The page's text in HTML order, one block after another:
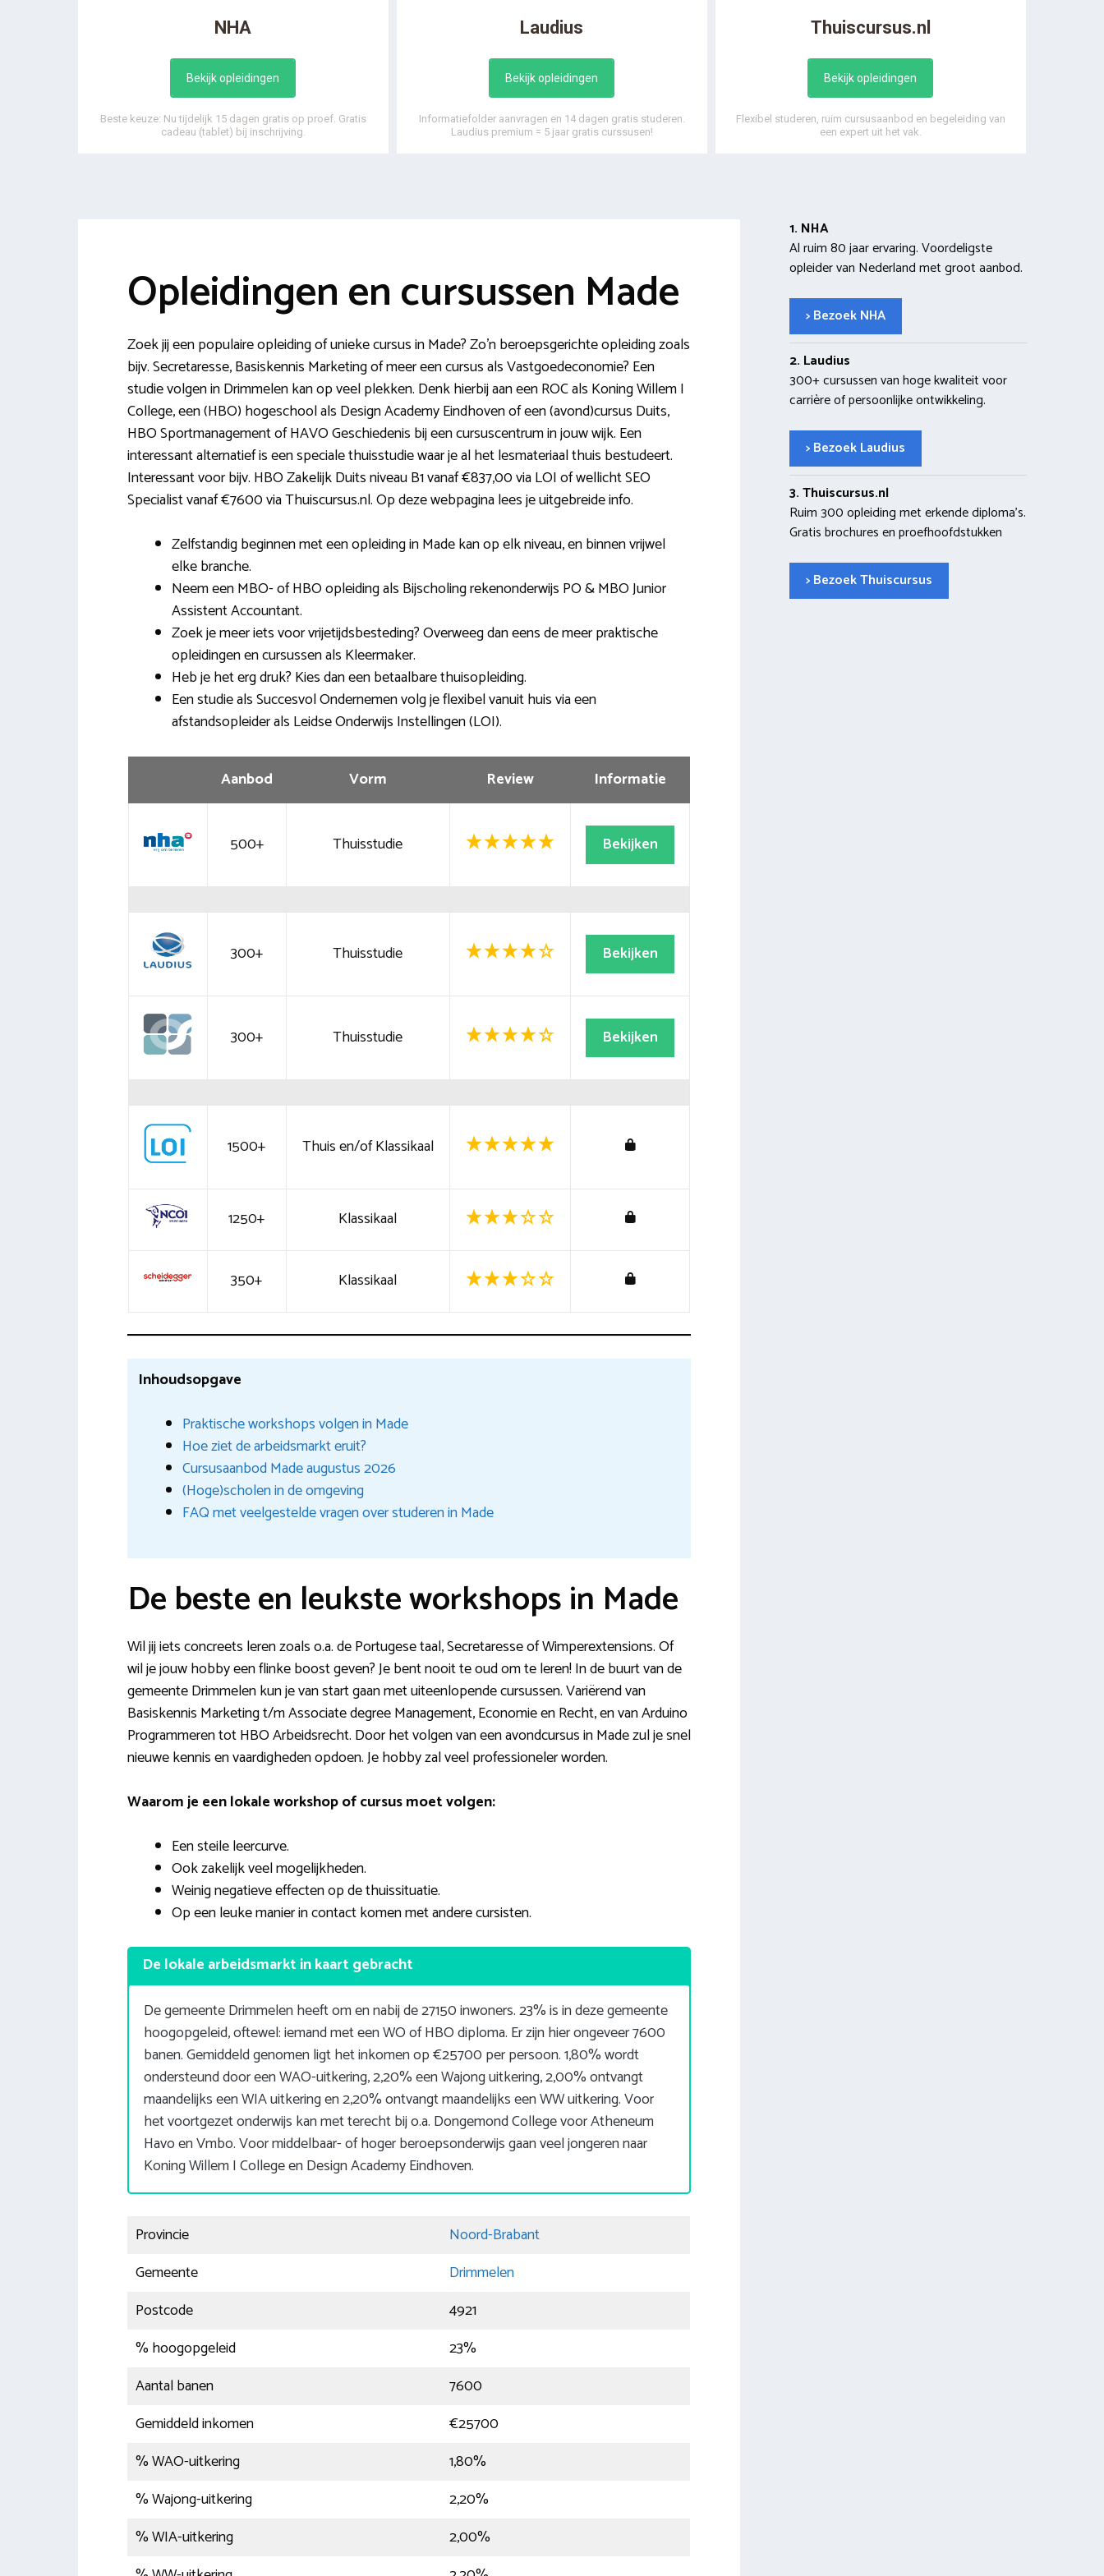
NHA
Bekijk opleidingen
Beste keuze: Nu tijdelijk 15 dagen gratis op proef. Gratis
cadeau (tablet) bij inschrijving.
Laudius
Bekijk opleidingen
Informatiefolder aanvragen en 14 dagen gratis studeren.
Laudius premium = 5 jaar gratis curssusen!
Thuiscursus.nl
Bekijk opleidingen
Flexibel studeren, ruim cursusaanbod en begeleiding van
een expert uit het vak.
Opleidingen en cursussen Made
Zoek jij een populaire opleiding of unieke cursus in Made? Zo’n beroepsgerichte opleiding zoals
bijv. Secretaresse, Basiskennis Marketing of meer een cursus als Vastgoedeconomie? Een
studie volgen in Drimmelen kan op veel plekken. Denk hierbij aan een ROC als Koning Willem I
College, een (HBO) hogeschool als Design Academy Eindhoven of een (avond)cursus Duits,
HBO Sportmanagement of HAVO Geschiedenis bij een cursuscentrum in jouw wijk. Een
interessant alternatief is een speciale thuisstudie waar je al het lesmateriaal thuis bestudeert.
Interessant voor bijv. HBO Zakelijk Duits niveau B1 vanaf €837,00 via LOI of wellicht SEO
Specialist vanaf €7600 via Thuiscursus.nl. Op deze webpagina lees je uitgebreide info.
Zelfstandig beginnen met een opleiding in Made kan op elk niveau, en binnen vrijwel
elke branche.
Neem een MBO- of HBO opleiding als Bijscholing rekenonderwijs PO & MBO Junior
Assistent Accountant.
Zoek je meer iets voor vrijetijdsbesteding? Overweeg dan eens de meer praktische
opleidingen en cursussen als Kleermaker.
Heb je het erg druk? Kies dan een betaalbare thuisopleiding.
Een studie als Succesvol Ondernemen volg je flexibel vanuit huis via een
afstandsopleider als Leidse Onderwijs Instellingen (LOI).
Aanbod Vorm Review Informatie
500+ Thuisstudie Bekijken
300+ Thuisstudie Bekijken
300+ Thuisstudie Bekijken
1500+ Thuis en/of Klassikaal
1250+ Klassikaal
350+ Klassikaal
Inhoudsopgave
Praktische workshops volgen in Made
Hoe ziet de arbeidsmarkt eruit?
Cursusaanbod Made augustus 2026
(Hoge)scholen in de omgeving
FAQ met veelgestelde vragen over studeren in Made
De beste en leukste workshops in Made
Wil jij iets concreets leren zoals o.a. de Portugese taal, Secretaresse of Wimperextensions. Of
wil je jouw hobby een flinke boost geven? Je bent nooit te oud om te leren! In de buurt van de
gemeente Drimmelen kun je van start gaan met uiteenlopende cursussen. Variërend van
Basiskennis Marketing t/m Associate degree Management, Economie en Recht, en van Arduino
Programmeren tot HBO Arbeidsrecht. Door het volgen van een avondcursus in Made zul je snel
nieuwe kennis en vaardigheden opdoen. Je hobby zal veel professioneler worden.
Waarom je een lokale workshop of cursus moet volgen:
Een steile leercurve.
Ook zakelijk veel mogelijkheden.
Weinig negatieve effecten op de thuissituatie.
Op een leuke manier in contact komen met andere cursisten.
De lokale arbeidsmarkt in kaart gebracht
De gemeente Drimmelen heeft om en nabij de 27150 inwoners. 23% is in deze gemeente
hoogopgeleid, oftewel: iemand met een WO of HBO diploma. Er zijn hier ongeveer 7600
banen. Gemiddeld genomen ligt het inkomen op €25700 per persoon. 1,80% wordt
ondersteund door een WAO-uitkering, 2,20% een Wajong uitkering, 2,00% ontvangt
maandelijks een WIA uitkering en 2,20% ontvangt maandelijks een WW uitkering. Voor
het voortgezet onderwijs kan met terecht bij o.a. Dongemond College voor Atheneum
Havo en Vmbo. Voor middelbaar- of hoger beroepsonderwijs gaan veel jongeren naar
Koning Willem I College en Design Academy Eindhoven.
Provincie
Noord-Brabant
Gemeente
Drimmelen
Postcode
4921
% hoogopgeleid
23%
Aantal banen
7600
Gemiddeld inkomen
€25700
% WAO-uitkering
1,80%
% Wajong-uitkering
2,20%
% WIA-uitkering
2,00%
1. NHA
Al ruim 80 jaar ervaring. Voordeligste
opleider van Nederland met groot aanbod.
> Bezoek NHA
2. Laudius
300+ cursussen van hoge kwaliteit voor
carrière of persoonlijke ontwikkeling.
> Bezoek Laudius
3. Thuiscursus.nl
Ruim 300 opleiding met erkende diploma’s.
Gratis brochures en proefhoofdstukken
> Bezoek Thuiscursus